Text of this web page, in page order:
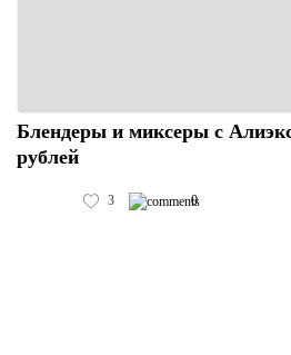
Блендеры и миксеры с
рублей
3 0